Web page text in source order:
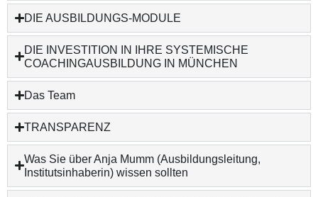
DIE AUSBILDUNGS-MODULE
DIE INVESTITION IN IHRE SYSTEMISCHE
COACHINGAUSBILDUNG IN MÜNCHEN
Das Team
TRANSPARENZ
Was Sie über Anja Mumm (Ausbildungsleitung,
Institutsinhaberin) wissen sollten